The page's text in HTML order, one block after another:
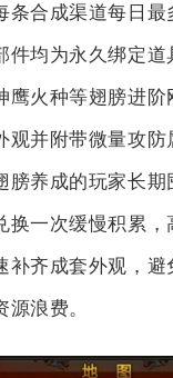
条合成渠道每日最
件均为永久绑定
鹰火种等翅膀进阶
观并附带微量攻防
膀养成的玩家长期
换一次缓慢积累
补齐成套外观，
浪费。